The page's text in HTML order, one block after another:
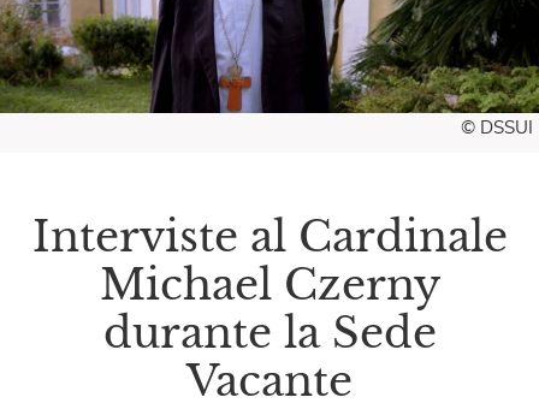
© DSSUI
Interviste al Cardinale
Michael Czerny
durante la Sede
Vacante